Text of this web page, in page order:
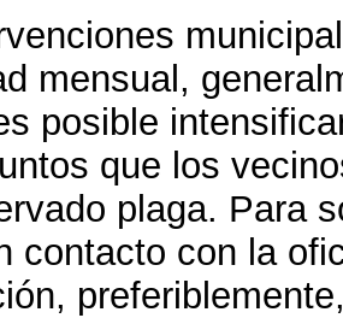
mensual,
posible
que los
plaga. Para
contacto con la